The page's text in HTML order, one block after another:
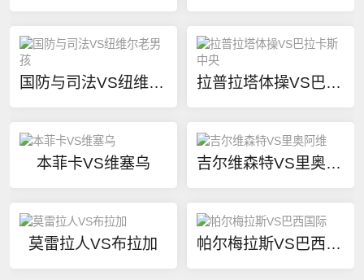
国防与司法VS纽维尔老男孩 拉普拉塔体操VS巴拉卡斯中央
本菲卡VS维塞乌 吉尔维森特VS里奥阿维
莫雷拉人VS布拉加 帕尔梅拉斯VS巴西国际